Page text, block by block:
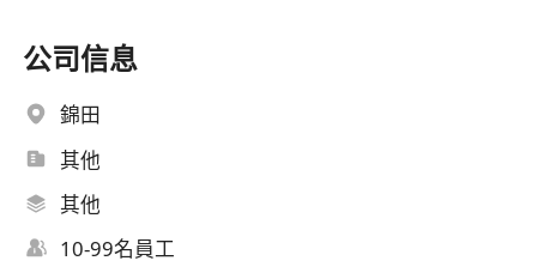
公司信息
錦田
其他
其他
10-99名員工